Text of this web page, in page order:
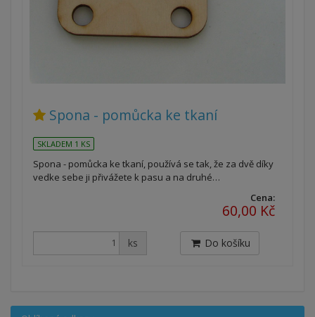
Spona - pomůcka ke tkaní
SKLADEM 1 KS
Spona - pomůcka ke tkaní, používá se tak, že za dvě díky
vedke sebe ji přivážete k pasu a na druhé…
Cena:
60,00 Kč
ks Do košíku